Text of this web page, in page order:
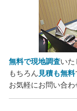
無料で現地調査いた
もちろん 見積も無料
お気軽にお問い合わ